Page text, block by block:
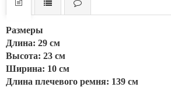
Размеры
Длина: 29 см
Высота: 23 см
Ширина: 10 см
Длина плечевого ремня: 139 см